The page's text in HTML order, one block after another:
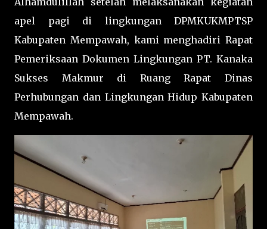
apel pagi di lingkungan DPMKUKMPTSP
Kabupaten Mempawah, kami menghadiri Rapat
Pemeriksaan Dokumen Lingkungan PT. Kanaka
Sukses Makmur di Ruang Rapat Dinas
Perhubungan dan Lingkungan Hidup Kabupaten
Mempawah.